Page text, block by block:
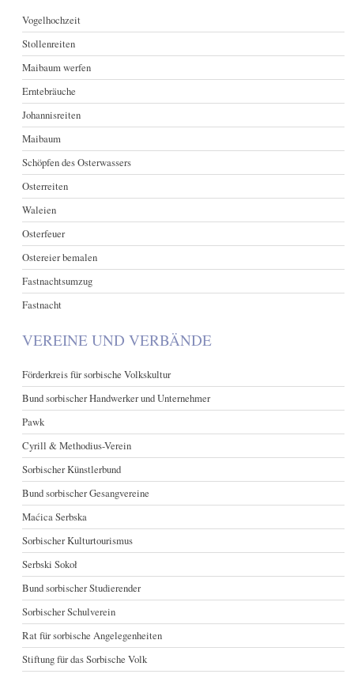
Vogelhochzeit
Stollenreiten
Maibaum werfen
Erntebräuche
Johannisreiten
Maibaum
Schöpfen des Osterwassers
Osterreiten
Waleien
Osterfeuer
Ostereier bemalen
Fastnachtsumzug
Fastnacht
VEREINE UND VERBÄNDE
Förderkreis für sorbische Volkskultur
Bund sorbischer Handwerker und Unternehmer
Pawk
Cyrill & Methodius-Verein
Sorbischer Künstlerbund
Bund sorbischer Gesangvereine
Maćica Serbska
Sorbischer Kulturtourismus
Serbski Sokoł
Bund sorbischer Studierender
Sorbischer Schulverein
Rat für sorbische Angelegenheiten
Stiftung für das Sorbische Volk